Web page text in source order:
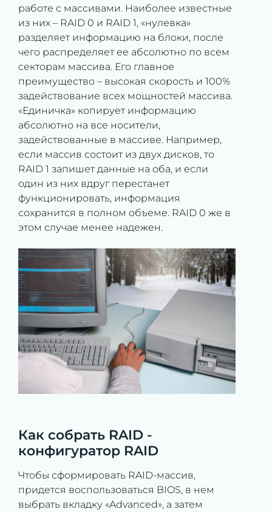
работе с массивами. Наиболее известные
из них – RAID 0 и RAID 1, «нулевка»
разделяет информацию на блоки, после
чего распределяет ее абсолютно по всем
секторам массива. Его главное
преимущество – высокая скорость и 100%
задействование всех мощностей массива.
«Единичка» копирует информацию
абсолютно на все носители,
задействованные в массиве. Например,
если массив состоит из двух дисков, то
RAID 1 запишет данные на оба, и если
один из них вдруг перестанет
функционировать, информация
сохранится в полном объеме. RAID 0 же в
этом случае менее надежен.
Как собрать RAID -
конфигуратор RAID
Чтобы сформировать RAID-массив,
придется воспользоваться BIOS, в нем
выбрать вкладку «Advanced», а затем